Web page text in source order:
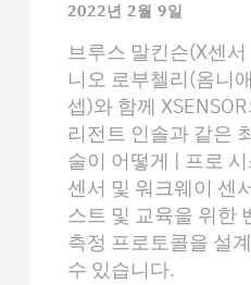
2022년 2월 9일
브루스 말킨슨(X센
니오 로부첼리(옴니
셉)와 함께
리전트 인솔과 같은
술이 어떻게 | 프로
센서 및 워크웨이 센
스트 및 교육을 위한
측정 프로토콜을 설
수 있습니다.